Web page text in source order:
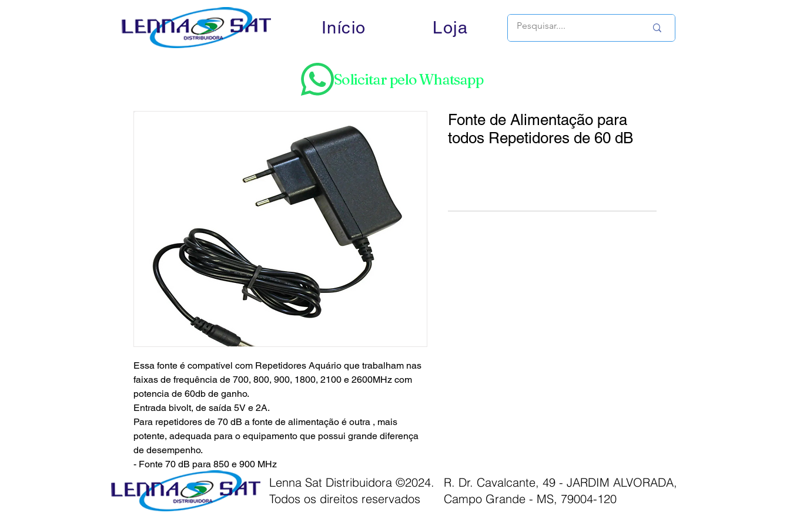
Início Loja
Solicitar pelo Whatsapp
Essa fonte é compatível com Repetidores Aquário que trabalham nas
faixas de frequência de 700, 800, 900, 1800, 2100 e 2600MHz com
potencia de 60db de ganho.
Entrada bivolt, de saída 5V e 2A.
Para repetidores de 70 dB a fonte de alimentação é outra , mais
potente, adequada para o equipamento que possui grande diferença
de desempenho.
- Fonte 70 dB para 850 e 900 MHz
- Fonte 70 dB para 1800, 2100 e 2600 MHz
Fonte de Alimentação para
todos Repetidores de 60 dB
Lenna Sat Distribuidora ©2024.
Todos os direitos reservados
R. Dr. Cavalcante, 49 - JARDIM ALVORADA,
Campo Grande - MS, 79004-120